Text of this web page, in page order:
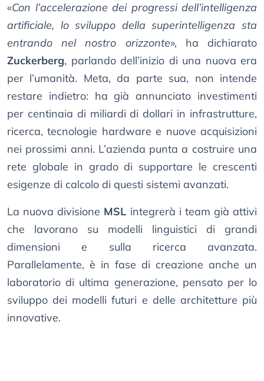
«Con l’accelerazione dei progressi dell’intelligenza
artificiale, lo sviluppo della superintelligenza sta
entrando nel nostro orizzonte», ha dichiarato
Zuckerberg, parlando dell’inizio di una nuova era
per l’umanità. Meta, da parte sua, non intende
restare indietro: ha già annunciato investimenti
per centinaia di miliardi di dollari in infrastrutture,
ricerca, tecnologie hardware e nuove acquisizioni
nei prossimi anni. L’azienda punta a costruire una
rete globale in grado di supportare le crescenti
esigenze di calcolo di questi sistemi avanzati.
La nuova divisione MSL integrerà i team già attivi
che lavorano su modelli linguistici di grandi
dimensioni e sulla ricerca avanzata.
Parallelamente, è in fase di creazione anche un
laboratorio di ultima generazione, pensato per lo
sviluppo dei modelli futuri e delle architetture più
innovative.